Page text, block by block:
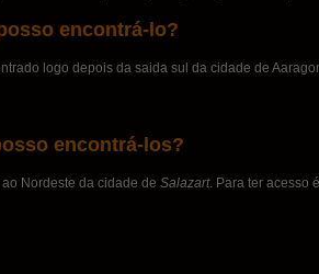
encontrá-lo?
logo depois da saida sul da cidade de
encontrá-los?
Nordeste da cidade de Salazart. Para ter acesso